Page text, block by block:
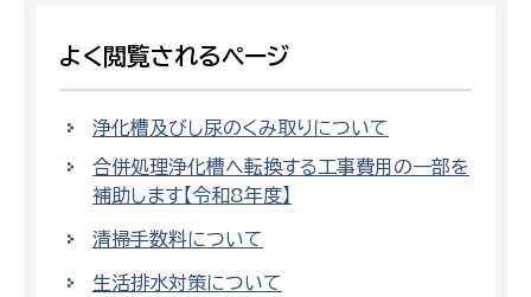
よく閲覧されるページ
浄化槽及びし尿のくみ取りについて
合併処理浄化槽へ転換する工事費用の一部を
補助します【令和8年度】
清掃手数料について
生活排水対策について